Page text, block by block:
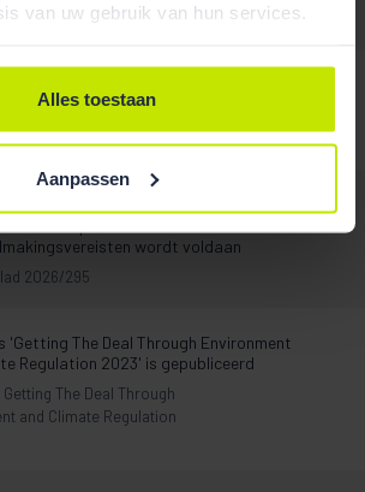
van uw gebruik van hun services.
Alles toestaan
Aanpassen
Agrarisch Recht 2023/12
wordt voldaan
2026/295
'Getting The Deal Through Environment
Regulation 2023' is gepubliceerd
The Deal Through
and Climate Regulation